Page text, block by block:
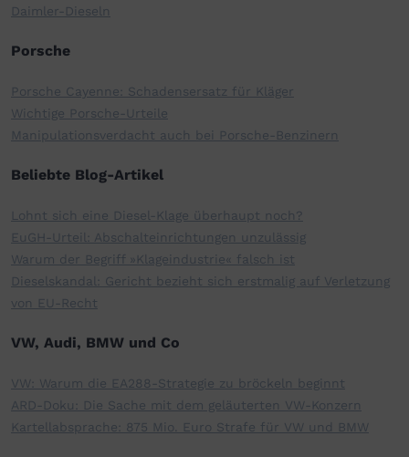
Daimler-Dieseln
Porsche
Porsche Cayenne: Schadensersatz für Kläger
Wichtige Porsche-Urteile
Manipulationsverdacht auch bei Porsche-Benzinern
Beliebte Blog-Artikel
Lohnt sich eine Diesel-Klage überhaupt noch?
EuGH-Urteil: Abschalteinrichtungen unzulässig
Warum der Begriff »Klageindustrie« falsch ist
Dieselskandal: Gericht bezieht sich erstmalig auf Verletzung
von EU-Recht
VW, Audi, BMW und Co
VW: Warum die EA288-Strategie zu bröckeln beginnt
ARD-Doku: Die Sache mit dem geläuterten VW-Konzern
Kartellabsprache: 875 Mio. Euro Strafe für VW und BMW